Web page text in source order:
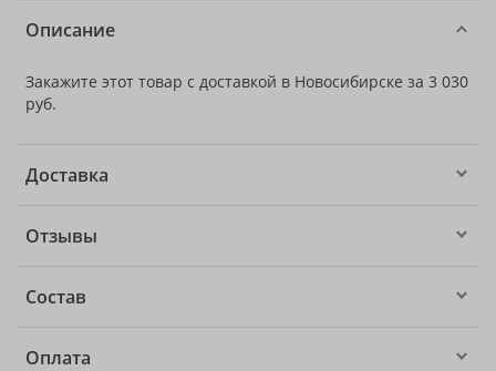
Описание
Закажите этот товар с доставкой в Новосибирске за 3 030
руб.
Доставка
Отзывы
Состав
Оплата